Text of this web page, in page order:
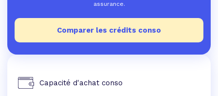
assurance.
Comparer les crédits conso
Capacité d'achat conso